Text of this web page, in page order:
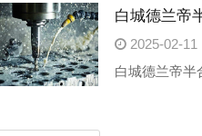
2025-02-11